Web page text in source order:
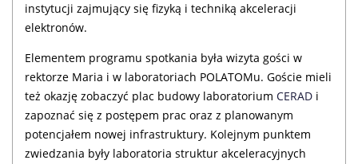
instytucji zajmujący się fizyką i techniką akceleracji
elektronów.
Elementem programu spotkania była wizyta gości w
rektorze Maria i w laboratoriach POLATOMu. Goście mieli
też okazję zobaczyć plac budowy laboratorium CERAD i
zapoznać się z postępem prac oraz z planowanym
potencjałem nowej infrastruktury. Kolejnym punktem
zwiedzania były laboratoria struktur akceleracyjnych